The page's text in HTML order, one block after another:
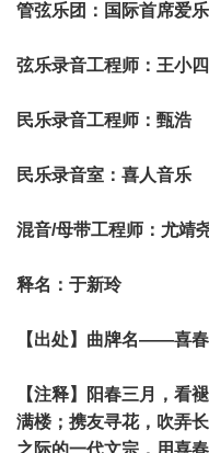
管弦乐团：国际首席爱
弦乐录音工程师：王小四
民乐录音工程师：甄浩
民乐录音室：喜人音乐
混音/母带工程师：尤靖
释名：于新玲
【出处】曲牌名——喜
【注释】阳春三月，看
满楼；携友寻花，吹弄
之际的一代文宗，用喜